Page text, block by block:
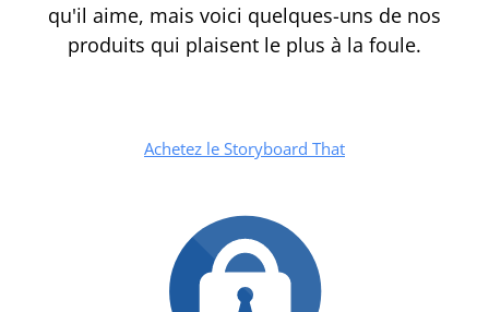
qu'il aime, mais voici quelques-uns de nos
produits qui plaisent le plus à la foule.
Achetez le Storyboard That